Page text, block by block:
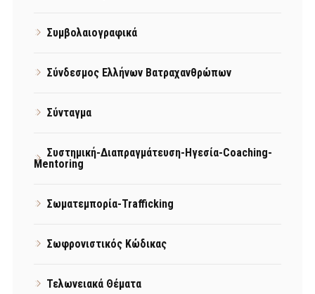
Συμβολαιογραφικά
Σύνδεσμος Ελλήνων Βατραχανθρώπων
Σύνταγμα
Συστημική-Διαπραγμάτευση-Ηγεσία-Coaching-
Mentoring
Σωματεμπορία-Trafficking
Σωφρονιστικός Κώδικας
Τελωνειακά Θέματα